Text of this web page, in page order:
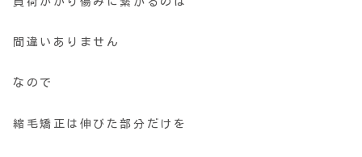
間違いありません
なので
縮毛矯正は伸びた部分だけを